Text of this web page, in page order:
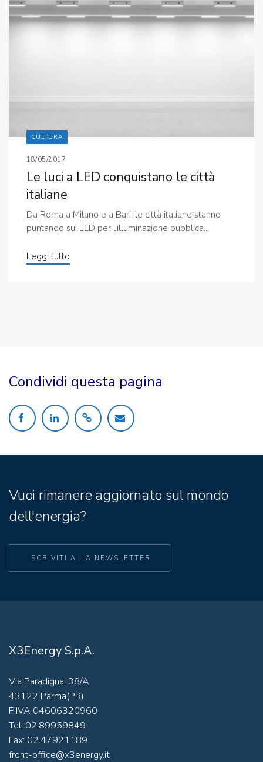
CULTURA
18/05/2017
Le luci a LED conquistano le città
italiane
Da Roma a Milano e a Bari, le città italiane stanno
puntando sui LED per l’illuminazione pubblica...
Leggi tutto
Condividi questa pagina
Vuoi rimanere aggiornato sul mondo
dell'energia?
ISCRIVITI ALLA NEWSLETTER
X3Energy S.p.A.
Via Paradigna, 38/A
43122 Parma(PR)
P.IVA 04606320960
Tel. 02.89959849
Fax: 02.47921189
front-office@x3energy.it